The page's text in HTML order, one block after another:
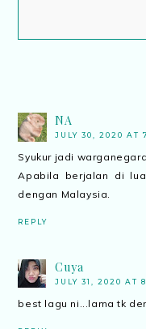
NA
JULY 30, 2020 AT
Syukur jadi
Apabila berjalan di
dengan Malaysia.
REPLY
Cuya
JULY 31, 2020 AT
best lagu ni...lama tk